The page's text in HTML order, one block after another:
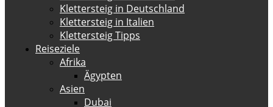
Klettersteig in Deutschland
Klettersteig in Italien
Klettersteig Tipps
Reiseziele
Afrika
Ägypten
Asien
Dubai